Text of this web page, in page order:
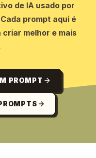
de IA usado por
prompt aqui é
melhor e mais
PROMPT